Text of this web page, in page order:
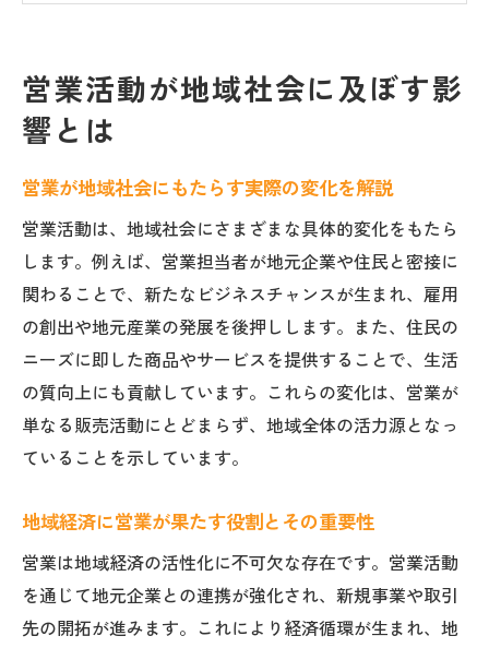
今後の地域社会に営業が求められる理由と
は
か
営業を通じて地域と企業が連携するメリッ
ト
鹿沼市末広町の営業現場で重視される視点
営業活動が地域社会との信頼構築に与える
影響
地域の営業がもたらす新たな変化を探る
営業による地域ビジネスの活性化事例
営業が新たな交流やサービス創出に与える
影響
営業活動が地域社会に及ぼす影
響とは
営業が地域社会にもたらす実際の変化を解説
営業活動は、地域社会にさまざまな具体的変化をもたら
します。例えば、営業担当者が地元企業や住民と密接に
関わることで、新たなビジネスチャンスが生まれ、雇用
の創出や地元産業の発展を後押しします。また、住民の
ニーズに即した商品やサービスを提供することで、生活
の質向上にも貢献しています。これらの変化は、営業が
単なる販売活動にとどまらず、地域全体の活力源となっ
ていることを示しています。
地域経済に営業が果たす役割とその重要性
営業は地域経済の活性化に不可欠な存在です。営業活動
を通じて地元企業との連携が強化され、新規事業や取引
先の開拓が進みます。これにより経済循環が生まれ、地